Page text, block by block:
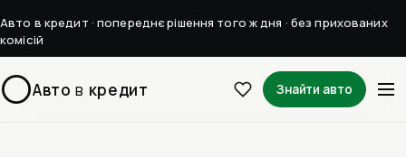
Авто в кредит · попереднє рішення того ж дня · без прихованих
комісій
Авто в кредит Знайти авто